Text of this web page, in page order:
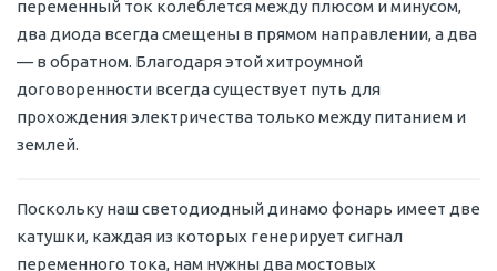
переменный ток колеблется между плюсом и минусом,
два диода всегда смещены в прямом направлении, а два
— в обратном. Благодаря этой хитроумной
договоренности всегда существует путь для
прохождения электричества только между питанием и
землей.
Поскольку наш светодиодный динамо фонарь имеет две
катушки, каждая из которых генерирует сигнал
переменного тока, нам нужны два мостовых